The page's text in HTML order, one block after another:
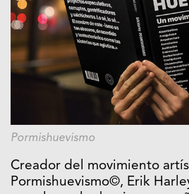
Pormishuevismo
Creador del movimiento
Pormishuevismo©, Erik